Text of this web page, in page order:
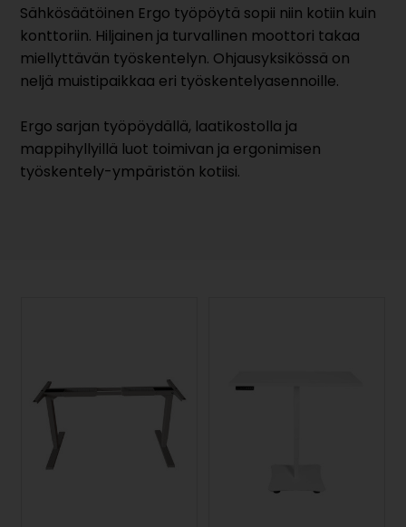
Sähkösäätöinen Ergo työpöytä sopii niin kotiin kuin
konttoriin. Hiljainen ja turvallinen moottori takaa
miellyttävän työskentelyn. Ohjausyksikössä on
neljä muistipaikkaa eri työskentelyasennoille.
Ergo sarjan työpöydällä, laatikostolla ja
mappihyllyillä luot toimivan ja ergonimisen
työskentely-ympäristön kotiisi.